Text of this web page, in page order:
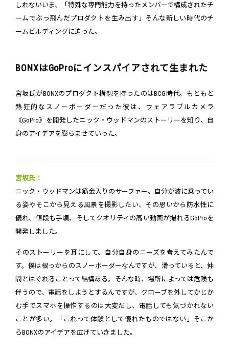
しれないいま、「特殊な専門能力を持ったメンバーで構成されたチ
ームでぶっ飛んだプロダクトを生み出す」そんな新しい時代のチ
ームビルディングに迫った。
BONXはGoProにインスパイアされて生まれた
宮坂氏がBONXのプロダクト構想を持ったのはBCG時代。もともと
熱狂的なスノーボーダーだった彼は、ウェアラブルカメラ
《GoPro》を開発したニック・ウッドマンのストーリーを知り、自
身のアイデアを膨らませていった。
宮坂氏：
ニック・ウッドマンは筋金入りのサーファー。自分が波に乗ってい
る姿やそこから見える風景を撮影したい、その思いから防水性に
優れ、値段も手頃、そしてクオリティの高い動画が撮れるGoProを
開発しました。
そのストーリーを耳にして、自分自身のニーズを考えてみたんで
す。僕は根っからのスノーボーダーなんですが、滑っていると、仲
間とはぐれることって結構ある。そんな時、場所によっては危険も
伴うので、電話をしようとするんですが、グローブを外してかじか
む手でスマホを操作するのは大変だし、電話しても気づかれない
ことが多い。「これって体験として優れたものではない」そこか
らBONXのアイデアを広げていきました。